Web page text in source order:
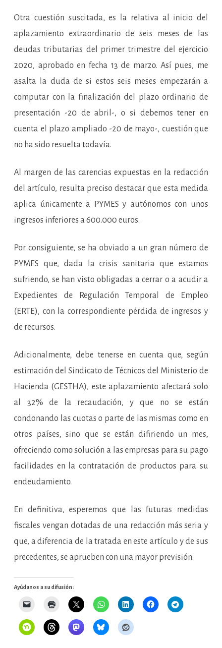
Otra cuestión suscitada, es la relativa al inicio del
aplazamiento extraordinario de seis meses de las
deudas tributarias del primer trimestre del ejercicio
2020, aprobado en fecha 13 de marzo. Así pues, me
asalta la duda de si estos seis meses empezarán a
computar con la finalización del plazo ordinario de
presentación -20 de abril-, o si debemos tener en
cuenta el plazo ampliado -20 de mayo-, cuestión que
no ha sido resuelta todavía.
Al margen de las carencias expuestas en la redacción
del artículo, resulta preciso destacar que esta medida
aplica únicamente a PYMES y autónomos con unos
ingresos inferiores a 600.000 euros.
Por consiguiente, se ha obviado a un gran número de
PYMES que, dada la crisis sanitaria que estamos
sufriendo, se han visto obligadas a cerrar o a acudir a
Expedientes de Regulación Temporal de Empleo
(ERTE), con la correspondiente pérdida de ingresos y
de recursos.
Adicionalmente, debe tenerse en cuenta que, según
estimación del Sindicato de Técnicos del Ministerio de
Hacienda (GESTHA), este aplazamiento afectará solo
al 32% de la recaudación, y que no se están
condonando las cuotas o parte de las mismas como en
otros países, sino que se están difiriendo un mes,
ofreciendo como solución a las empresas para su pago
facilidades en la contratación de productos para su
endeudamiento.
En definitiva, esperemos que las futuras medidas
fiscales vengan dotadas de una redacción más seria y
que, a diferencia de la tratada en este artículo y de sus
precedentes, se aprueben con una mayor previsión.
Ayúdanos a su difusión: